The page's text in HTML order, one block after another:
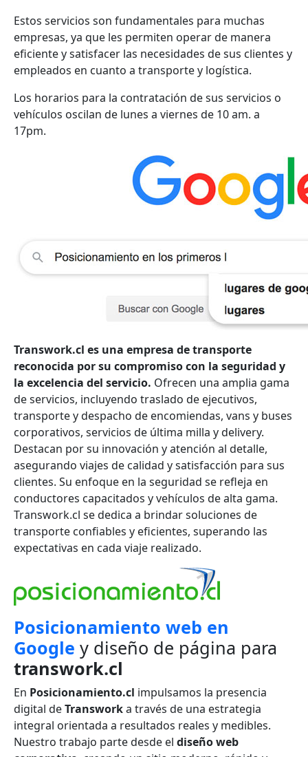
Estos servicios son fundamentales para muchas
empresas, ya que les permiten operar de manera
eficiente y satisfacer las necesidades de sus clientes y
empleados en cuanto a transporte y logística.
Los horarios para la contratación de sus servicios o
vehículos oscilan de lunes a viernes de 10 am. a
17pm.
Transwork.cl es una empresa de transporte
reconocida por su compromiso con la seguridad y
la excelencia del servicio. Ofrecen una amplia gama
de servicios, incluyendo traslado de ejecutivos,
transporte y despacho de encomiendas, vans y buses
corporativos, servicios de última milla y delivery.
Destacan por su innovación y atención al detalle,
asegurando viajes de calidad y satisfacción para sus
clientes. Su enfoque en la seguridad se refleja en
conductores capacitados y vehículos de alta gama.
Transwork.cl se dedica a brindar soluciones de
transporte confiables y eficientes, superando las
expectativas en cada viaje realizado.
Posicionamiento web en
Google y diseño de página para
transwork.cl
En Posicionamiento.cl impulsamos la presencia
digital deTransworka través de una estrategia
integral orientada a resultados reales y medibles.
Nuestro trabajo parte desde el diseño web